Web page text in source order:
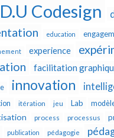
D.U Codesign
education
experience
facilitation
innovation
itération jeu Lab
process processus
publication pédagogie